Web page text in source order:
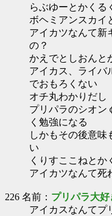
らぶゆーとかくる
ボヘミアンスカイ
アイカツなんて新
の？
かえでとしおんと
アイカス、ライバ
でおもろくない
オチ丸わかりだし
プリパラのシオン
く勉強になる
しかもその後意味
い
くりすここねとか
アイカツなんて死
226 名前： プリパラ大好
アイカスなんてプ